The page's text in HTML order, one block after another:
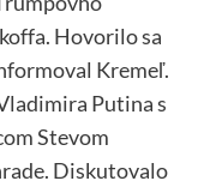
Hovorilo sa
Kremeľ.
Putina s
Stevom
Diskutovalo